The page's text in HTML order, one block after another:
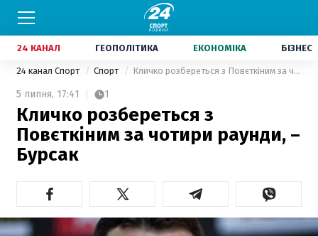
24 КАНАЛ ГЕОПОЛІТИКА ЕКОНОМІКА БІЗНЕС
24 канал Спорт Спорт Кличко розбереться з Повєткіним за чотири раунди, – Бурсак
5 липня, 17:41 1
Кличко розбереться з
Повєткіним за чотири раунди, –
Бурсак